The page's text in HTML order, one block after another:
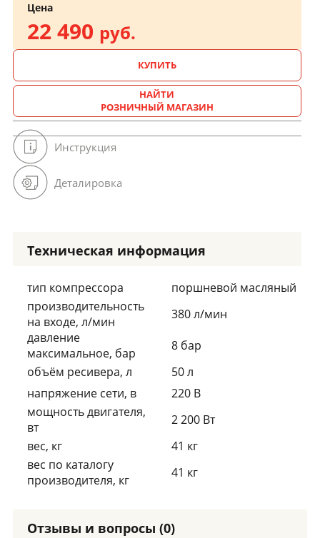
Цена
22 490 руб.
КУПИТЬ
НАЙТИ
РОЗНИЧНЫЙ МАГАЗИН
Инструкция
Деталировка
Техническая информация
тип компрессора
поршневой масляный
производительность
на входе, л/мин
380 л/мин
давление
максимальное, бар
8 бар
объём ресивера, л
50 л
напряжение сети, в
220 В
мощность двигателя,
вт
2 200 Вт
вес, кг
41 кг
вес по каталогу
производителя, кг
41 кг
Отзывы и вопросы (0)